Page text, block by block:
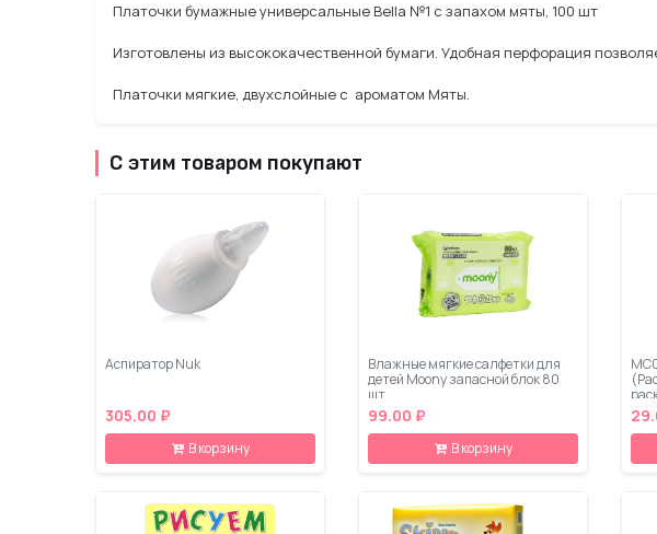
Платочки бумажные универсальные Bella №1 с запахом мяты, 100 шт
Изготовлены из высококачественной бумаги. Удобная перфорация
Платочки мягкие, двухслойные с ароматом Мяты.
С этим товаром покупают
Аспиратор Nuk
305.00 ₽
В корзину
Влажные мягкие салфетки для
детей Moony запасной блок 80
шт
99.00 ₽
В корзину